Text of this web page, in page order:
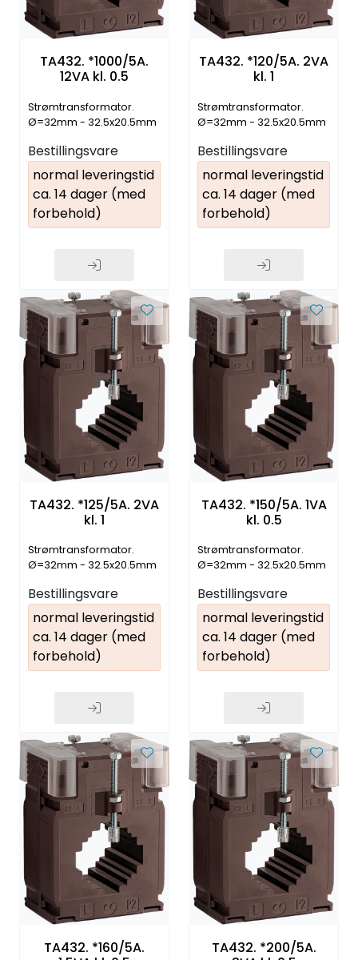
TA432. *1000/5A.
12VA kl. 0.5
Strømtransformator.
Ø=32mm - 32.5x20.5mm
Bestillingsvare
normal leveringstid
ca. 14 dager (med
forbehold)
TA432. *120/5A. 2VA
kl. 1
Strømtransformator.
Ø=32mm - 32.5x20.5mm
Bestillingsvare
normal leveringstid
ca. 14 dager (med
forbehold)
TA432. *125/5A. 2VA
kl. 1
Strømtransformator.
Ø=32mm - 32.5x20.5mm
Bestillingsvare
normal leveringstid
ca. 14 dager (med
forbehold)
TA432. *150/5A. 1VA
kl. 0.5
Strømtransformator.
Ø=32mm - 32.5x20.5mm
Bestillingsvare
normal leveringstid
ca. 14 dager (med
forbehold)
TA432. *160/5A.
TA432. *200/5A.